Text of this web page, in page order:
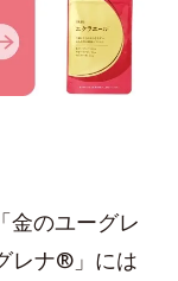
金のユーグレ
レナ®」には